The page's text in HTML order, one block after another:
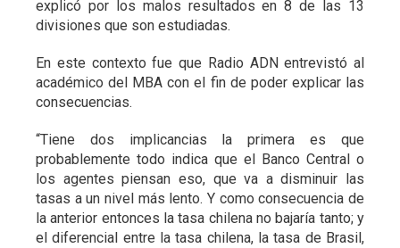
explicó por los malos resultados en 8 de las 13
divisiones que son estudiadas.
En este contexto fue que Radio ADN entrevistó al
académico del MBA con el fin de poder explicar las
consecuencias.
“Tiene dos implicancias la primera es que
probablemente todo indica que el Banco Central o
los agentes piensan eso, que va a disminuir las
tasas a un nivel más lento. Y como consecuencia de
la anterior entonces la tasa chilena no bajaría tanto; y
el diferencial entre la tasa chilena, la tasa de Brasil,